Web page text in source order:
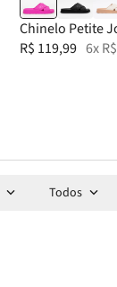
Chinelo Petite
R$ 119,99 6xR$
Todos